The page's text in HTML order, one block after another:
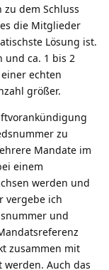
dem Schluss
die Mitglieder
Lösung ist.
und ca. 1 bis 2
echten
größer.
zu
Mandate im
einem
werden und
vergebe ich
und
zusammen mit
Auch das